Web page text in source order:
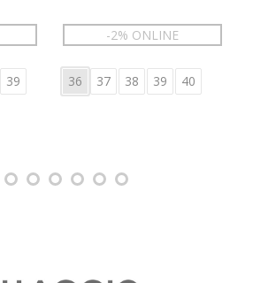
39
-2% ONLINE
36 37 38 39 40